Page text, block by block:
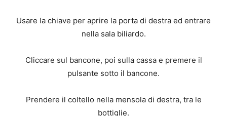
Usare la chiave per aprire la porta di destra ed entrare
nella sala biliardo.
Cliccare sul bancone, poi sulla cassa e premere il
pulsante sotto il bancone.
Prendere il coltello nella mensola di destra, tra le
bottiglie.